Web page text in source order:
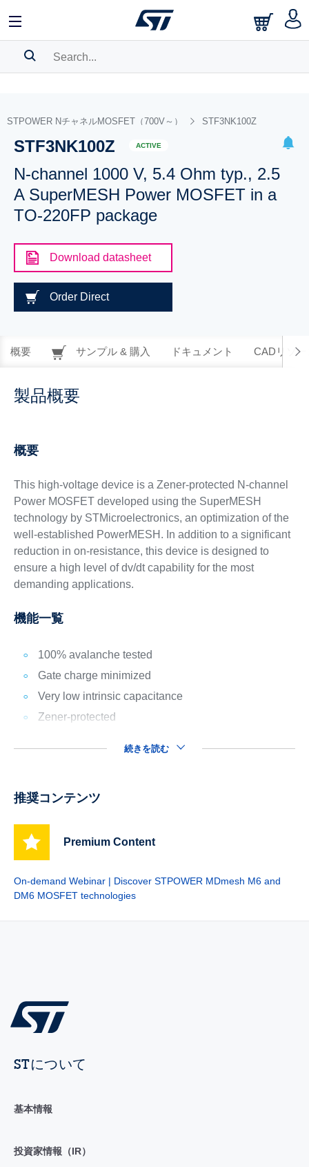
BOOKMARK
Pleaselog into show your saved searches.
STPOWER NチャネルMOSFET（700V～） STF3NK100Z
STF3NK100Z ACTIVE
N-channel 1000 V, 5.4 Ohm typ., 2.5
A SuperMESH Power MOSFET in a
TO-220FP package
Download datasheet
Order Direct
概要 サンプル & 購入 ドキュメント CADリソー
製品概要
概要
This high-voltage device is a Zener-protected N-channel
Power MOSFET developed using the SuperMESH
technology by STMicroelectronics, an optimization of the
well-established PowerMESH. In addition to a significant
reduction in on-resistance, this device is designed to
ensure a high level of dv/dt capability for the most
demanding applications.
機能一覧
100% avalanche tested
Gate charge minimized
Very low intrinsic capacitance
Zener-protected
続きを読む
推奨コンテンツ
Premium Content
On-demand Webinar | Discover STPOWER MDmesh M6 and
DM6 MOSFET technologies
STについて
基本情報
投資家情報（IR）